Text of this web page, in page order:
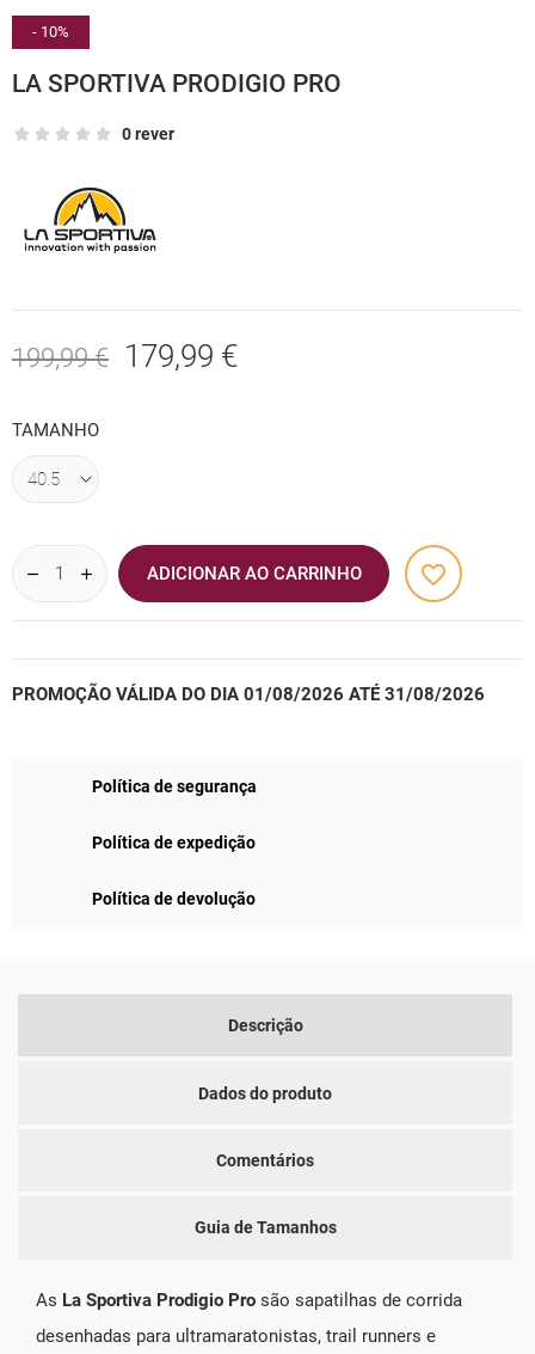
- 10%
LA SPORTIVA PRODIGIO PRO
0 rever
199,99 € 179,99 €
TAMANHO
ADICIONAR AO CARRINHO favorite_border
PROMOÇÃO VÁLIDA DO DIA 01/08/2026 ATÉ 31/08/2026
Política de segurança
Política de expedição
Política de devolução
Descrição
Dados do produto
Comentários
Guia de Tamanhos
As La Sportiva Prodigio Pro são sapatilhas de corrida
desenhadas para ultramaratonistas, trail runners e